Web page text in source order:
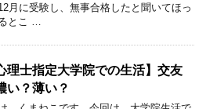
月に受験し、無事合格したと聞いてほっ
とこ …
理士指定大学院での生活】交友
い？薄い？